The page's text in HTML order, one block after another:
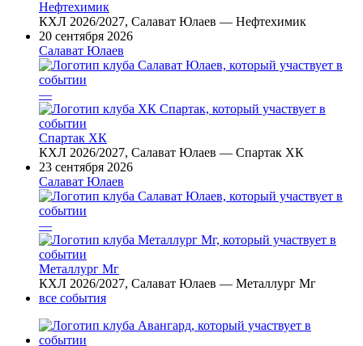
Нефтехимик
КХЛ 2026/2027, Салават Юлаев — Нефтехимик
20 сентября 2026
Салават Юлаев
—
Спартак ХК
КХЛ 2026/2027, Салават Юлаев — Спартак ХК
23 сентября 2026
Салават Юлаев
—
Металлург Мг
КХЛ 2026/2027, Салават Юлаев — Металлург Мг
все события